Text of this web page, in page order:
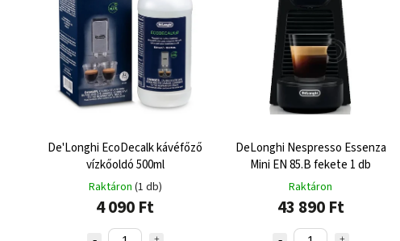
De'Longhi EcoDecalk kávéfőző
vízkőoldó 500ml
Raktáron (1 db)
4 090 Ft
DeLonghi Nespresso Essenza
Mini EN 85.B fekete 1 db
Raktáron
43 890 Ft